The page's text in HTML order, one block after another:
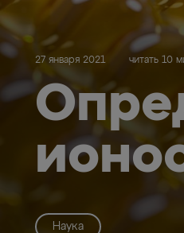
27 января 2021 читать 10
Наука